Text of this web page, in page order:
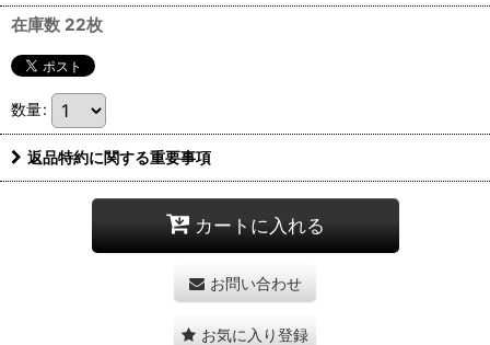
在庫数 22枚
数量:
返品特約に関する重要事項
カートに入れる
お問い合わせ
お気に入り登録